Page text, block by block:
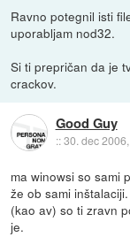
Ravno potegnil isti
uporabljam nod32.
Si ti prepričan da je
crackov.
Good Guy
::30. dec
ma winowsi so sami
že ob sami
(kao av) so ti zravn
je.